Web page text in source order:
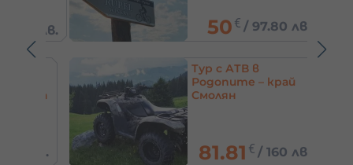
50€/97.80 лв.
Тур с АТВ в
Родопите – край
Смолян
81.81€ / 160 лв.